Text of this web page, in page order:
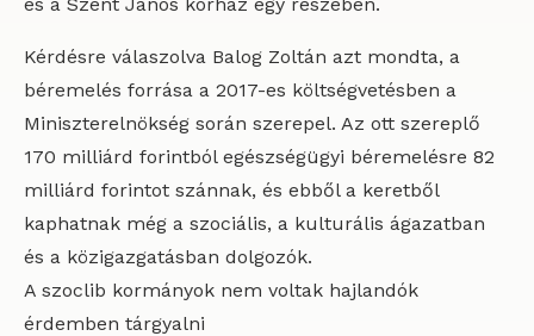
Kérdésre válaszolva Balog Zoltán azt mondta, a
béremelés forrása a 2017-es költségvetésben a
Miniszterelnökség során szerepel. Az ott szereplő
170 milliárd forintból egészségügyi béremelésre 82
milliárd forintot szánnak, és ebből a keretből
kaphatnak még a szociális, a kulturális ágazatban
és a közigazgatásban dolgozók.
A szoclib kormányok nem voltak hajlandók
érdemben tárgyalni